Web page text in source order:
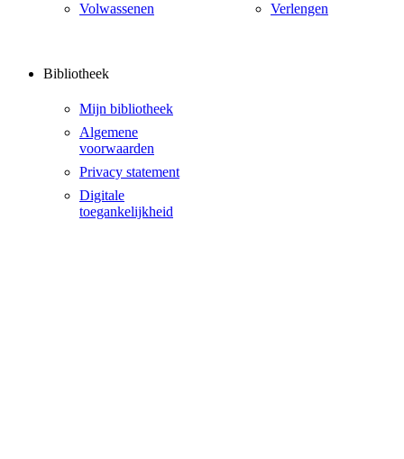
Volwassenen
Verlengen
Bibliotheek
Mijn bibliotheek
Algemene
voorwaarden
Privacy statement
Digitale
toegankelijkheid